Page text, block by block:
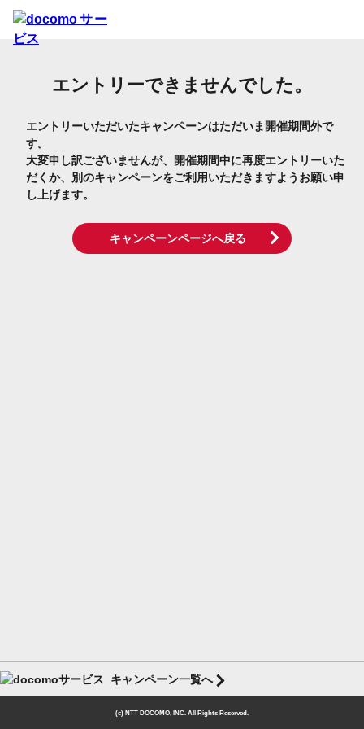
エントリーできませんでした。
エントリーいただいたキャンペーンはただいま開催期間外で
す。
大変申し訳ございませんが、開催期間中に再度エントリーいた
だくか、別のキャンペーンをご利用いただきますようお願い申
し上げます。
キャンペーンページへ戻る
キャンペーン一覧へ
(c) NTT DOCOMO, INC. All Rights Reserved.